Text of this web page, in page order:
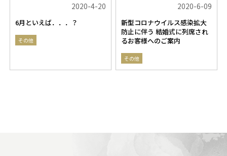
2020-4-20
6月といえば．．．？
その他
2020-6-09
新型コロナウイルス感染拡大
防止に伴う 結婚式に列席され
るお客様へのご案内
その他